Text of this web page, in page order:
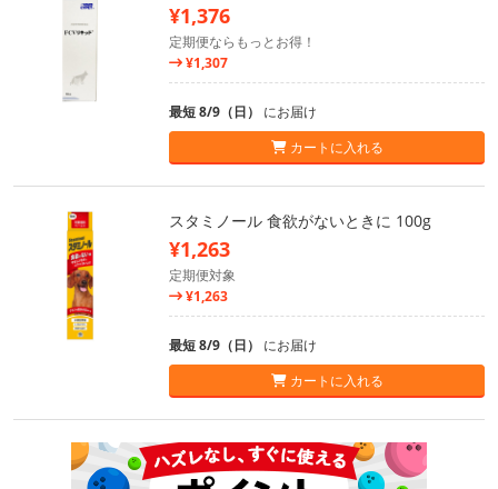
¥1,376
定期便ならもっとお得！
¥1,307
最短 8/9（日） にお届け
カートに入れる
スタミノール 食欲がないときに 100g
¥1,263
定期便対象
¥1,263
最短 8/9（日） にお届け
カートに入れる